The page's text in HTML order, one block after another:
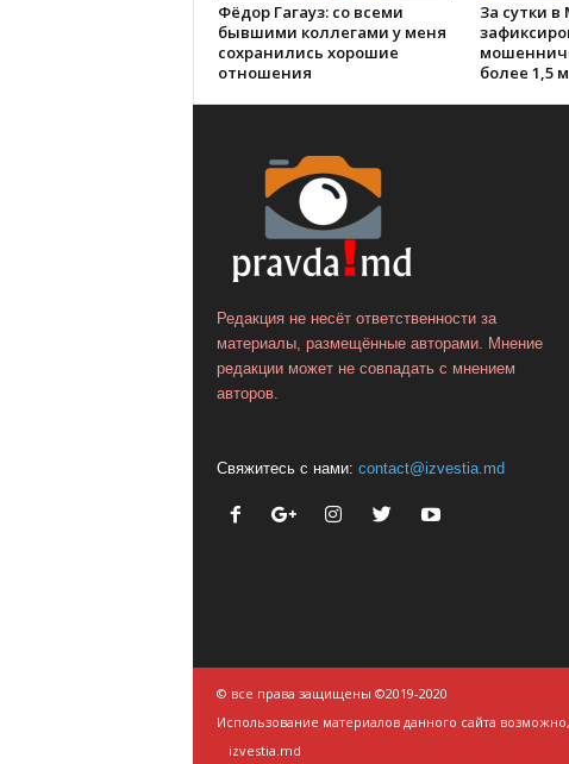
Фёдор Гагауз: со всеми
бывшими коллегами у меня
сохранились хорошие
отношения
За сутки
более 1,5
Редакция не несёт ответственности за
материалы, размещённые авторами. Мнение
редакции может не совпадать с мнением
авторов.
Свяжитесь с нами: contact@izvestia.md
© все права защищены ©2019-2020
Использование материалов данного сайта
izvestia.md